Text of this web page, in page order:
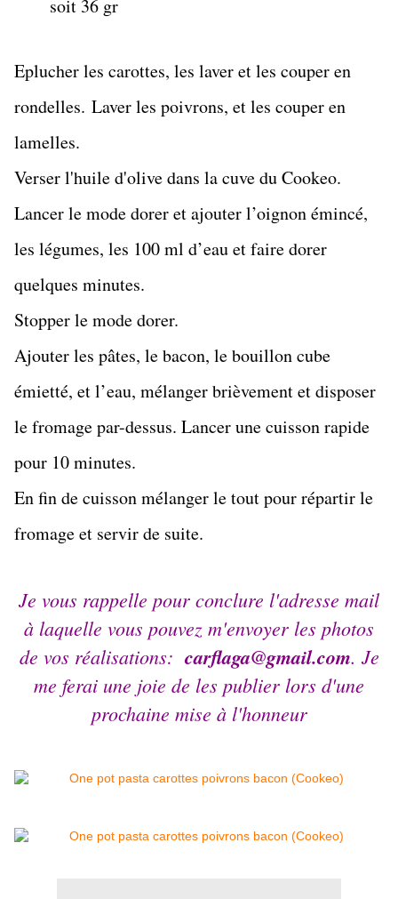
soit 36 gr
Eplucher les carottes, les laver et les couper en
rondelles. Laver les poivrons, et les couper en
lamelles.
Verser l'huile d'olive dans la cuve du Cookeo.
Lancer le mode dorer et ajouter l’oignon émincé,
les légumes, les 100 ml d’eau et faire dorer
quelques minutes.
Stopper le mode dorer.
Ajouter les pâtes, le bacon, le bouillon cube
émietté, et l’eau, mélanger brièvement et disposer
le fromage par-dessus. Lancer une cuisson rapide
pour 10 minutes.
En fin de cuisson mélanger le tout pour répartir le
fromage et servir de suite.
Je vous rappelle pour conclure l'adresse mail
à laquelle vous pouvez m'envoyer les photos
de vos réalisations: carflaga@gmail.com. Je
me ferai une joie de les publier lors d'une
prochaine mise à l'honneur